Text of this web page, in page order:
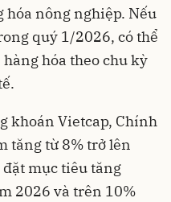
hóa nông nghiệp. Nếu
quý 1/2026, có thể
hóa theo chu kỳ
khoán Vietcap, Chính
tăng từ 8% trở lên
mục tiêu tăng
2026 và trên 10%